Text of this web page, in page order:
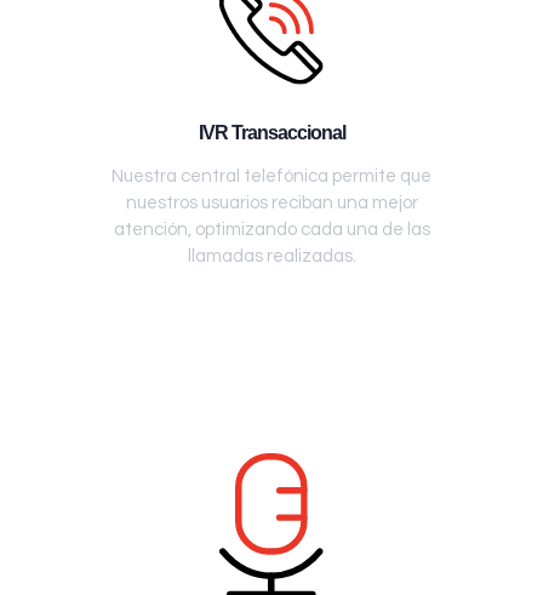
IVR Transaccional
Nuestra central telefónica permite que
nuestros usuarios reciban una mejor
atención, optimizando cada una de las
llamadas realizadas.